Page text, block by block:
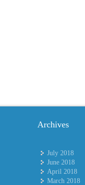
Archives
July 2018
June 2018
April 2018
March 2018